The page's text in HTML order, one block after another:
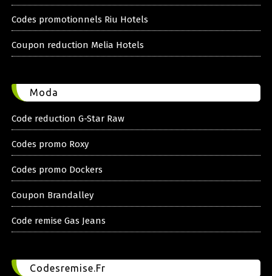
Codes promotionnels Riu Hotels
Coupon reduction Melia Hotels
Moda
Code reduction G-Star Raw
Codes promo Roxy
Codes promo Dockers
Coupon Brandalley
Code remise Gas Jeans
Codesremise.Fr